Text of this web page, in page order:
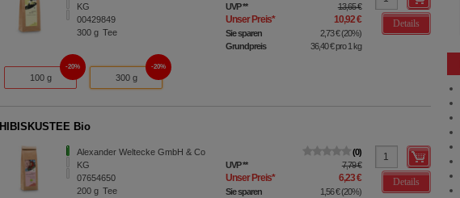
KG
00429849
300g Tee
UVP** 13,65 €
Unser Preis* 10,92 €
Sie sparen 2,73 €(20%)
Grundpreis
36,40 €pro 1 kg
Details
100 g
20%
300 g
20%
HIBISKUSTEE Bio
Alexander Weltecke GmbH & Co
KG
07654650
200g Tee
0
UVP** 7,79 €
Unser Preis* 6,23 €
Sie sparen 1,56 €(20%)
Details